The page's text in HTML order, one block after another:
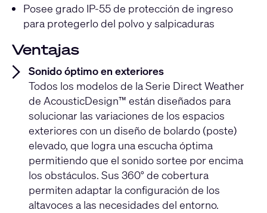
Posee grado IP-55 de protección de ingreso
para protegerlo del polvo y salpicaduras
Ventajas
Sonido óptimo en exteriores
Todos los modelos de la Serie Direct Weather
de AcousticDesign™ están diseñados para
solucionar las variaciones de los espacios
exteriores con un diseño de bolardo (poste)
elevado, que logra una escucha óptima
permitiendo que el sonido sortee por encima
los obstáculos. Sus 360° de cobertura
permiten adaptar la configuración de los
altavoces a las necesidades del entorno.